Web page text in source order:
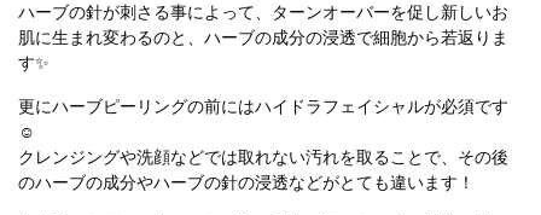
ハーブの針が刺さる事によって、ターンオーバーを促し新しいお
肌に生まれ変わるのと、ハーブの成分の浸透で細胞から若返りま
す✨
更にハーブピーリングの前にはハイドラフェイシャルが必須です
☺
クレンジングや洗顔などでは取れない汚れを取ることで、その後
のハーブの成分やハーブの針の浸透などがとても違います！